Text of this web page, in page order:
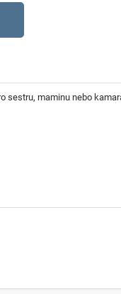
sestru, maminu nebo